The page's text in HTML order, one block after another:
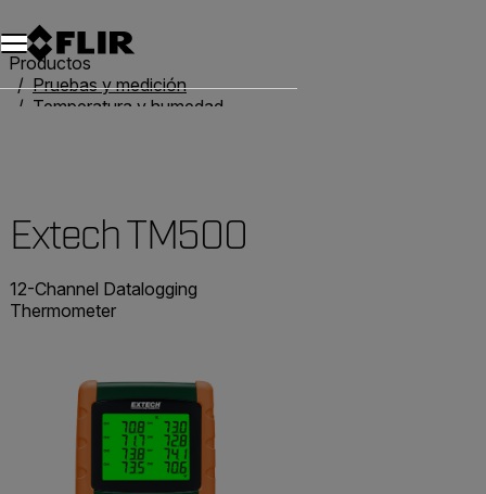
Productos
Pruebas y medición
Temperatura y humedad
Extech TM500
12-Channel Datalogging
Thermometer